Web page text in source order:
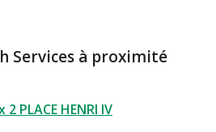
Services à proximité
PLACE HENRI IV